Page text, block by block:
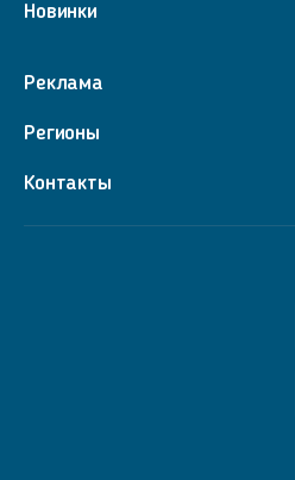
Новинки
Реклама
Регионы
Контакты